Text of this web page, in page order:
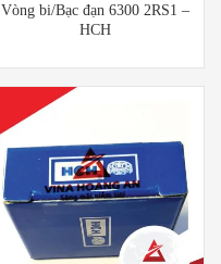
Vòng bi/Bạc đạn 6300 2RS1 –
HCH